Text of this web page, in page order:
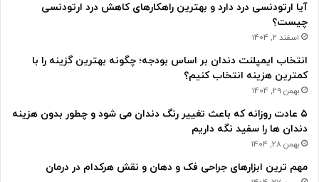
آیا ارتودنسی درد دارد و بهترین راهکارهای کاهش درد ارتودنسی
چیست؟
اسفند 2, 1404
انتخاب ایمپلنت دندان بر اساس بودجه؛ چگونه بهترین گزینه را با
کمترین هزینه انتخاب کنیم؟
بهمن 29, 1404
۵ عادت روزانه که باعث تغییر رنگ دندان می شود و چطور بدون هزینه
دندان ها را سفید نگه داریم
بهمن 28, 1404
مهم ترین ابزارهای جراحی فک و دهان و نقش هرکدام در درمان